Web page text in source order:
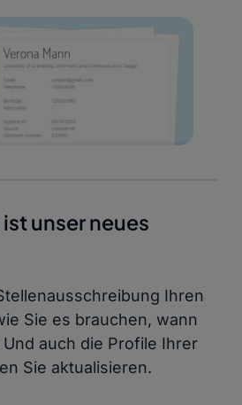
unser neues
Ihren
Sie es brauchen, wann
auch die Profile Ihrer
Sie aktualisieren.